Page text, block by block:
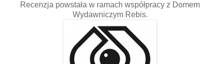
Recenzja powstała w ramach współpracy z Domem
Wydawniczym Rebis.